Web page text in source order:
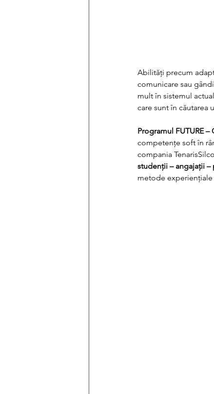
Abilități precum
comunicare sau
mult în sistemul
care sunt în căutarea
Programul FUTURE
competențe soft în
compania
studenții – angajații
metode experiențiale